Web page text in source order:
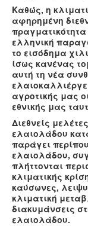
Καθώς, η
αφηρημένη
ελληνική
το εισόδημα
ίσως κανένας
αυτή τη νέα
αγροτικής μας
εθνικής μας
Διεθνείς
ελαιολάδου
παράγει
ελαιολάδου,
πλήττονται
κλιματικής
καύσωνες,
κλιματική
διακυμάνσεις
ελαιολάδου.